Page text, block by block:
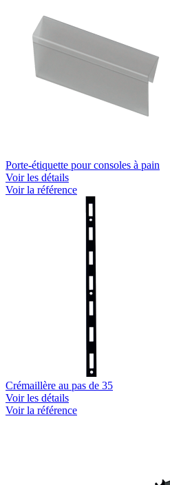
Porte-étiquette pour consoles à pain
Voir les détails
Voir la référence
Crémaillère au pas de 35
Voir les détails
Voir la référence